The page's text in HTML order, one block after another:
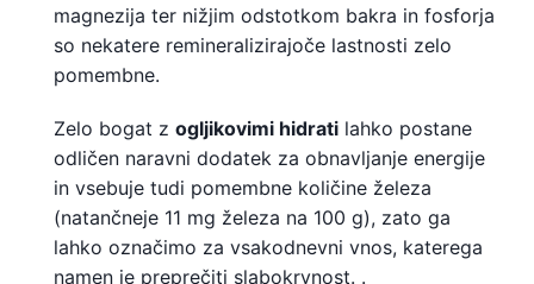
magnezija ter nižjim odstotkom bakra in fosforja
so nekatere remineralizirajoče lastnosti zelo
pomembne.
Zelo bogat z ogljikovimi hidrati lahko postane
odličen naravni dodatek za obnavljanje energije
in vsebuje tudi pomembne količine železa
(natančneje 11 mg železa na 100 g), zato ga
lahko označimo za vsakodnevni vnos, katerega
namen je preprečiti slabokrvnost. .